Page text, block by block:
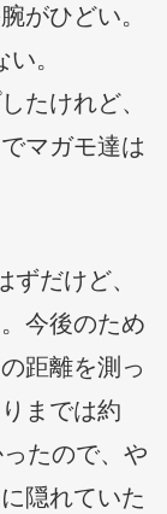
がひどい。
。
たけれど、
マガモ達は
だけど、
今後のため
距離を測っ
までは約
たので、や
隠れていた